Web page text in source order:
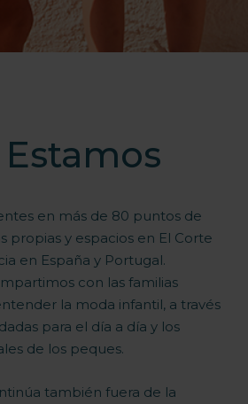
en más de 80 puntos de
propias y espacios en El Corte
en España y Portugal.
con las familias
la moda infantil, a través
para el día a día y los
de los peques.
también fuera de la